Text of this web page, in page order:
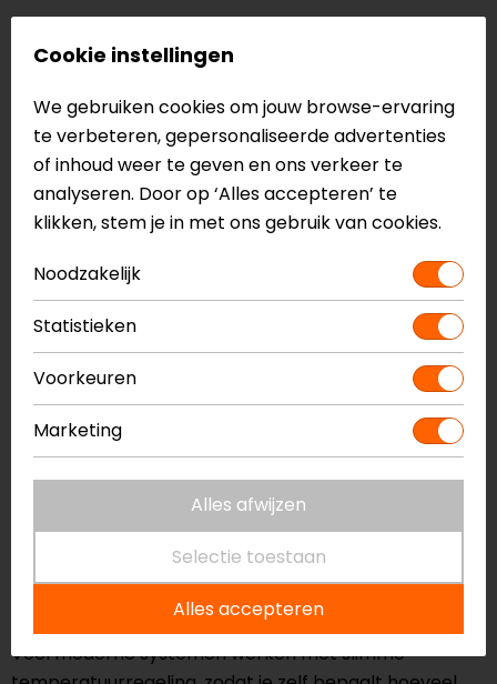
de motor?
Koude handen zorgen niet alleen voor minder
comfort, maar ook voor minder controle over je
motor. Met verwarmde handvatten voorkom je stijve
vingers en behoud je grip, zelfs bij lage temperaturen.
Handvatverwarming zorgt ervoor dat de warmte
direct via het stuur je handen bereikt. In tegenstelling
tot dikke handschoenen behoud je zo meer gevoel
met het gas en de rem, wat het rijden prettiger en
veiliger maakt.
Welke soorten handvatverwarming zijn er?
Er zijn verschillende soorten handvatverwarming voor
motoren beschikbaar. De meest voorkomende optie
is een complete set verwarmde handvatten die je
huidige handvatten vervangt. Deze zijn vaak voorzien
bediening op het stuur.
Veel moderne systemen werken met slimme
Cookie instellingen
We gebruiken cookies om jouw browse-ervaring
te verbeteren, gepersonaliseerde advertenties
of inhoud weer te geven en ons verkeer te
analyseren. Door op ‘Alles accepteren’ te
klikken, stem je in met ons gebruik van cookies.
Noodzakelijk
Statistieken
Voorkeuren
Marketing
Alles afwijzen
Selectie toestaan
Alles accepteren